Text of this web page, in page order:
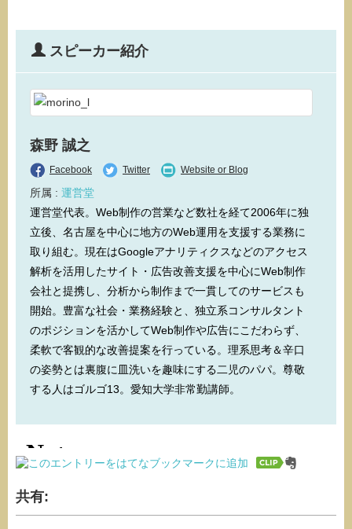
スピーカー紹介
森野 誠之
Facebook Twitter Website or Blog
所属 : 運営堂
運営堂代表。Web制作の営業など数社を経て2006年に独
立後、名古屋を中心に地方のWeb運用を支援する業務に
取り組む。現在はGoogleアナリティクスなどのアクセス
解析を活用したサイト・広告改善支援を中心にWeb制作
会社と提携し、分析から制作まで一貫してのサービスも
開始。豊富な社会・業務経験と、独立系コンサルタント
のポジションを活かしてWeb制作や広告にこだわらず、
柔軟で客観的な改善提案を行っている。理系思考＆辛口
の姿勢とは裏腹に皿洗いを趣味にする二児のパパ。尊敬
する人はゴルゴ13。愛知大学非常勤講師。
共有: